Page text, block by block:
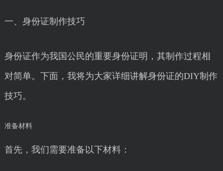
一、身份证制作技巧
身份证作为我国公民的重要身份证明，其制作过程相
对简单。下面，我将为大家详细讲解身份证的DIY制作
技巧。
准备材料
首先，我们需要准备以下材料：